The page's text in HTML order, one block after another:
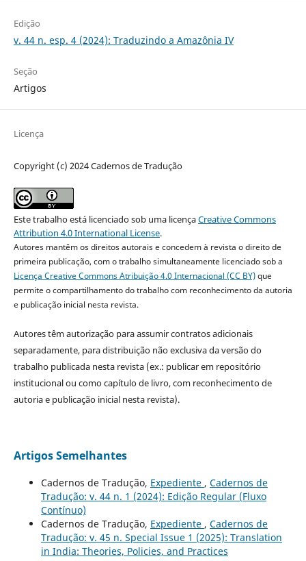
Edição
v. 44 n. esp. 4 (2024): Traduzindo a Amazônia IV
Seção
Artigos
Licença
Copyright (c) 2024 Cadernos de Tradução
Este trabalho está licenciado sob uma licençaCreative Commons
Attribution 4.0 International License.
Autores mantêm os direitos autorais e concedem à revista o direito de
primeira publicação, com o trabalho simultaneamente licenciado sob a
Licença Creative Commons Atribuição 4.0 Internacional (CC BY)que
permite o compartilhamento do trabalho com reconhecimento da autoria
e publicação inicial nesta revista.
Autores têm autorização para assumir contratos adicionais
separadamente, para distribuição não exclusiva da versão do
trabalho publicada nesta revista (ex.: publicar em repositório
institucional ou como capítulo de livro, com reconhecimento de
autoria e publicação inicial nesta revista).
Artigos Semelhantes
Cadernos de Tradução, Expediente , Cadernos de
Tradução: v. 44 n. 1 (2024): Edição Regular (Fluxo
Contínuo)
Cadernos de Tradução, Expediente , Cadernos de
Tradução: v. 45 n. Special Issue 1 (2025): Translation
in India: Theories, Policies, and Practices